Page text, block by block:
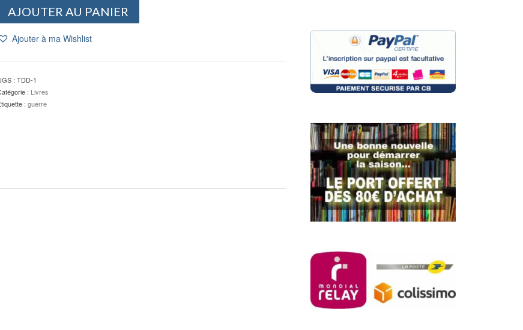
AJOUTER AU PANIER
Ajouter à ma Wishlist
: TDD-1
: Livres
: guerre